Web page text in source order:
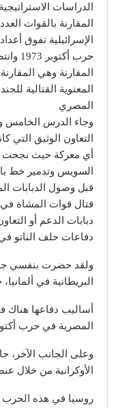
المقارنة بالقوات
الإسرائيلية تفوق
حرب
المقارنة وهي
المعنوية القتالية
المصري
وجاء الدرس الخامس
التعاون الوثيق التي
أي معركة حيث نجحت
السويس وتدمير خط
قبل وصول الدبابات
قتال قوات المشاة في
دبابات الدعم أو
دفاعات حلف الناتو
ولقد حضرت بنفسي
البريطانية في
أساليب دفاعها
المصرية في حرب
وعلى الجانب الآخر،
الأوكرانية من خلال
روسيا في هذه الحرب